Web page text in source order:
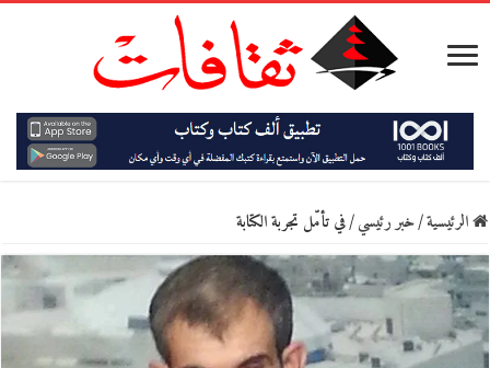
الرئيسية/خبر رئيسي/في تأمّل تجربة الكتابة